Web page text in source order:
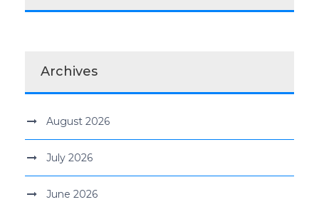
Archives
August 2026
July 2026
June 2026